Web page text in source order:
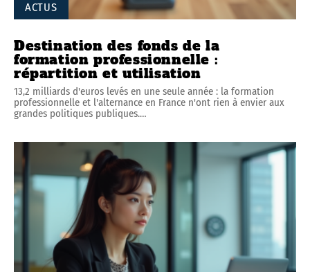
ACTUS
Destination des fonds de la
formation professionnelle :
répartition et utilisation
13,2 milliards d'euros levés en une seule année : la formation
professionnelle et l'alternance en France n'ont rien à envier aux
grandes politiques publiques.…